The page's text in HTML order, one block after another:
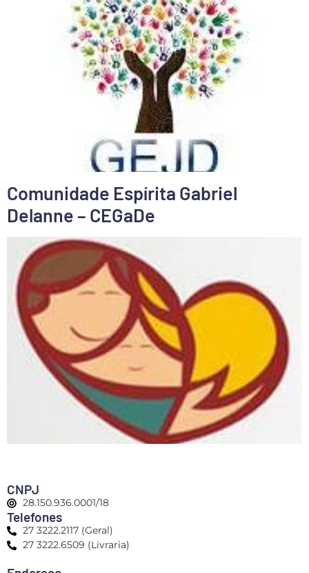
Comunidade Espírita Gabriel
Delanne – CEGaDe
CNPJ
28.150.936.0001/18
Telefones
27 3222.2117 (Geral)
27 3222.6509 (Livraria)